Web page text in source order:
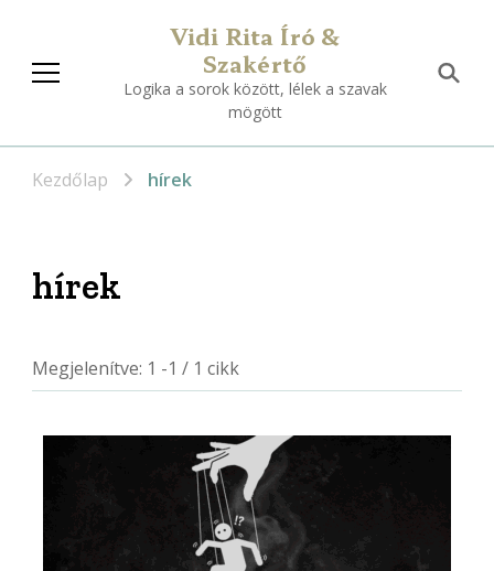
Vidi Rita Író &
Szakértő
Logika a sorok között, lélek a szavak
mögött
Kezdőlap hírek
hírek
Megjelenítve: 1 -1 / 1 cikk